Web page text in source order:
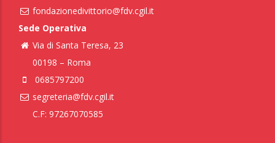
fondazionedivittorio@fdv.cgil.it
Sede Operativa
Via di Santa Teresa, 23
00198 – Roma
0685797200
segreteria@fdv.cgil.it
C.F: 97267070585